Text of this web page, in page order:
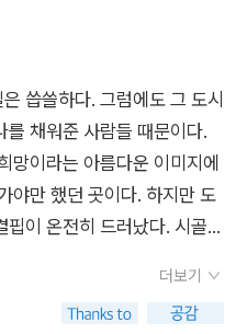
행복의 약속을 가장하는 환
이라는 진실로 우리를 매혹
50년간 최고의 회고록’ ‘2
. 여성, 유대인, 도시하층민으
의 삶’을 깊은 통찰에서 나온
작품은 작가의 자아 형성에
관계에서 벌이는 기나긴 자
제에 헌신하느라 자기 삶이
실을 때로는 어렴풋하게 때
다. 콘크리트 벽처럼 냉랭해
간 만나 차라도 한 잔 하자
우연적 타자 취급을 받은 적도
면서. 『사나운 애
는 타인의 문제에 개입하고
가가 살던 브롱크스는 게토였
높은 담장 안의 공동체다.
생활까지 알 정도로 울타리가
차 조정자로서 군림하는 어
씁쓸하다. 그럼에도 그 도시
를 채워준 사람들 때문이다.
망이라는 아름다운 이미지에
야만 했던 곳이다. 하지만 도
이 온전히 드러났다. 시골에
다녔던 뉴욕의 거리처럼 나
남, 그들과의 사연으로 풍성
더보기